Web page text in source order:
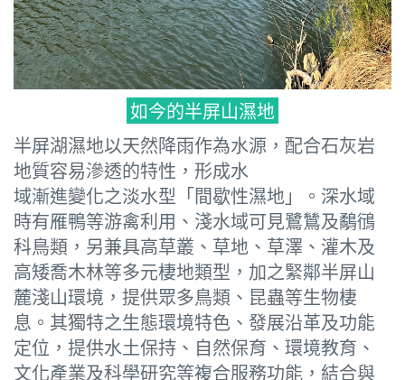
如今的半屏山濕地
半屏湖濕地以天然降雨作為水源，配合石灰岩
地質容易滲透的特性，形成水
域漸進變化之淡水型「間歇性濕地」。深水域
時有雁鴨等游禽利用、淺水域可見鷺鷥及鷸鴴
科鳥類，另兼具高草叢、草地、草澤、灌木及
高矮喬木林等多元棲地類型，加之緊鄰半屏山
麓淺山環境，提供眾多鳥類、昆蟲等生物棲
息。其獨特之生態環境特色、發展沿革及功能
定位，提供水土保持、自然保育、環境教育、
文化產業及科學研究等複合服務功能，結合與